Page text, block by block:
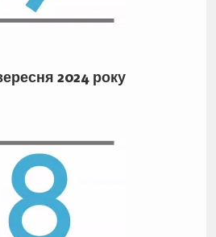
2024 року